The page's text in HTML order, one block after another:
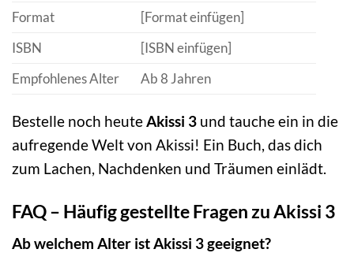
Format
[Format einfügen]
ISBN
[ISBN einfügen]
Empfohlenes Alter
Ab 8 Jahren
Bestelle noch heuteAkissi 3 und tauche ein in die
aufregende Welt von Akissi! Ein Buch, das dich
zum Lachen, Nachdenken und Träumen einlädt.
FAQ – Häufig gestellte Fragen zu Akissi 3
Ab welchem Alter ist Akissi 3 geeignet?